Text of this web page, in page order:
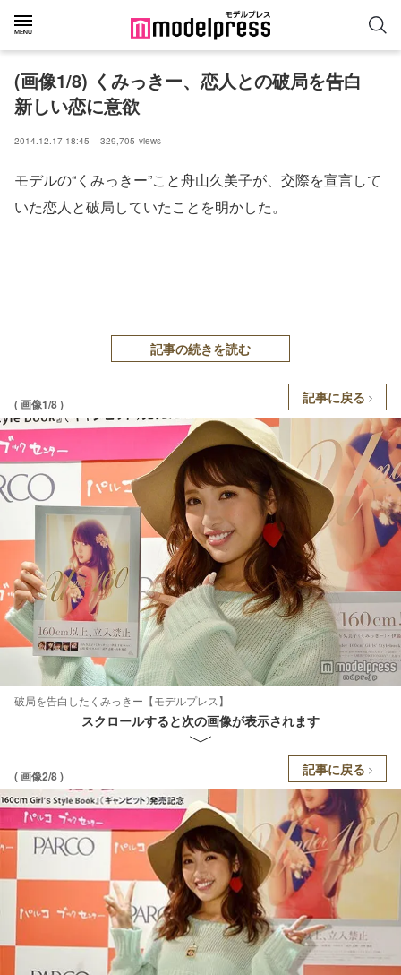
(画像1/8) くみっきー、恋人との破局を告白
新しい恋に意欲
2014.12.17 18:45 329,705 views
モデルの“くみっきー”こと舟山久美子が、交際を宣言して
いた恋人と破局していたことを明かした。
記事の続きを読む
( 画像1/8 ) 記事に戻る
破局を告白したくみっきー【モデルプレス】
スクロールすると次の画像が表示されます
( 画像2/8 ) 記事に戻る